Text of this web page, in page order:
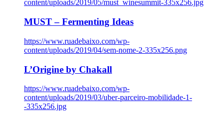
content/uploads/2019/05/must_winesummit-335x256.jpg
MUST – Fermenting Ideas
https://www.ruadebaixo.com/wp-
content/uploads/2019/04/sem-nome-2-335x256.png
L’Origine by Chakall
https://www.ruadebaixo.com/wp-
content/uploads/2019/03/uber-parceiro-mobilidade-1-
-335x256.jpg